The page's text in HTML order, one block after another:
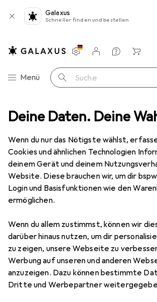
Deine Daten. Deine
Wenn du nur das Nötigste wählst,
Cookies und ähnlichen Technologien
deinem Gerät und deinem
Website. Diese brauchen wir, um dir
Login und Basisfunktionen wie den
ermöglichen.
Wenn du allem zustimmst, können wir
darüber hinaus nutzen, um dir
zu zeigen, unsere Webseite zu
Werbung auf unseren und anderen
anzuzeigen. Dazu können bestimmte
Dritte und Werbepartner
Galaxus
Schneller finden und bestellen
Navigation nach Kategorien
Menü Suche
Einstellungen
Kundenkonto
Vergleichslisten
Merklisten
Warenkorb
Teppiche Teppich Snapstyle Schlingen
9 Bilder
SnapstyleSchlingen
Meliert
200 x 200 cm
Preis in EUR inkl. MwSt.
EUR
69,90
9
Bewertungen Marke
Mehr